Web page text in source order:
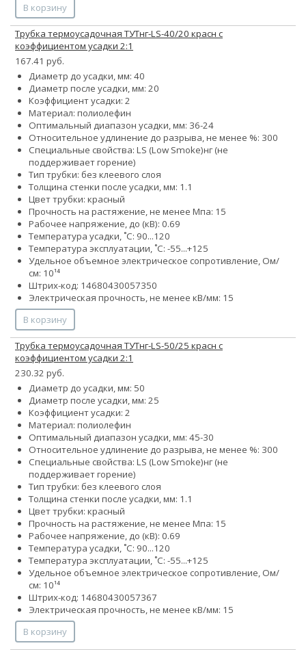
В корзину
Трубка термоусадочная ТУТнг-LS-40/20 красн с
коэффициентом усадки 2:1
167.41 руб.
Диаметр до усадки, мм: 40
Диаметр после усадки, мм: 20
Коэффициент усадки: 2
Материал: полиолефин
Оптимальный диапазон усадки, мм: 36-24
Относительное удлинение до разрыва, не менее %: 300
Специальные свойства: LS (Low Smoke)нг (не
поддерживает горение)
Тип трубки: без клеевого слоя
Толщина стенки после усадки, мм: 1.1
Цвет трубки: красный
Прочность на растяжение, не менее Мпа: 15
Рабочее напряжение, до (кВ): 0.69
Температура усадки, ˚С: 90...120
Температура эксплуатации, ˚С: -55...+125
Удельное объемное электрическое сопротивление, Ом/
см: 10¹⁴
Штрих-код: 14680430057350
Электрическая прочность, не менее кВ/мм: 15
В корзину
Трубка термоусадочная ТУТнг-LS-50/25 красн с
коэффициентом усадки 2:1
230.32 руб.
Диаметр до усадки, мм: 50
Диаметр после усадки, мм: 25
Коэффициент усадки: 2
Материал: полиолефин
Оптимальный диапазон усадки, мм: 45-30
Относительное удлинение до разрыва, не менее %: 300
Специальные свойства: LS (Low Smoke)нг (не
поддерживает горение)
Тип трубки: без клеевого слоя
Толщина стенки после усадки, мм: 1.1
Цвет трубки: красный
Прочность на растяжение, не менее Мпа: 15
Рабочее напряжение, до (кВ): 0.69
Температура усадки, ˚С: 90...120
Температура эксплуатации, ˚С: -55...+125
Удельное объемное электрическое сопротивление, Ом/
см: 10¹⁴
Штрих-код: 14680430057367
Электрическая прочность, не менее кВ/мм: 15
В корзину